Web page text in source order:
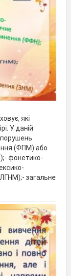
які
У даній
порушень
(ФПМ) або
фонетико-
загальне